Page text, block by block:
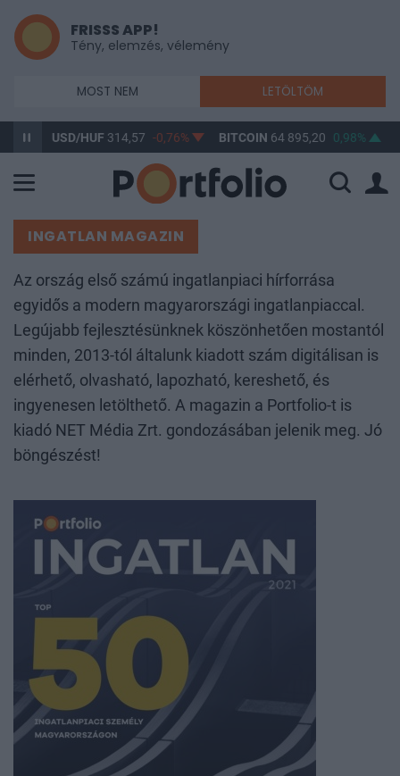
FRISSS APP!
Tény, elemzés, vélemény
MOST NEM LETÖLTÖM
HUF 314,57 -0,76% BITCOIN 64 895,20 0,98% BUX 148
INGATLAN MAGAZIN
Az ország első számú ingatlanpiaci hírforrása
egyidős a modern magyarországi ingatlanpiaccal.
Legújabb fejlesztésünknek köszönhetően mostantól
minden, 2013-tól általunk kiadott szám digitálisan is
elérhető, olvasható, lapozható, kereshető, és
ingyenesen letölthető. A magazin a Portfolio-t is
kiadó NET Média Zrt. gondozásában jelenik meg. Jó
böngészést!